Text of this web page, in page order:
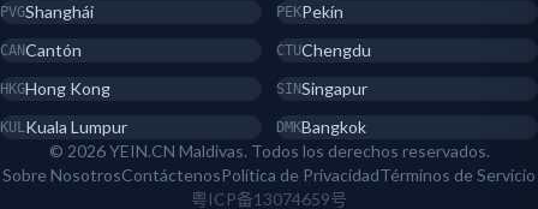
PVGShanghái PEKPekín
CANCantón CTUChengdu
HKGHong Kong SINSingapur
KULKuala Lumpur DMKBangkok
© 2026 YEIN.CN Maldivas. Todos los derechos reservados.
Sobre NosotrosContáctenosPolítica de PrivacidadTérminos de Servicio
粤ICP备13074659号